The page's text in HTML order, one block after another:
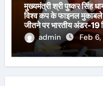
मुख्यमंत्री श्री पुष्कर सिंह
विश्व कप के फाइनल मुकाबले
जीतने पर भारतीय अंडर-19
शुभकामनाएँ दी हैं।
admin Feb